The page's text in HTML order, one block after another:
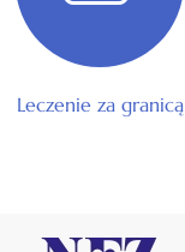
Leczenie za granicą